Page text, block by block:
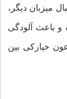
میزبان دیگر،
و باعث آلودگی
خیارکی بین